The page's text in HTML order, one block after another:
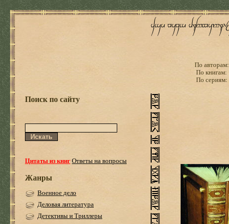
По авторам:
По книгам:
По сериям:
Поиск по сайту
Цитаты из книгОтветы на вопросы
Жанры
Военное дело
Деловая литература
Детективы и Триллеры